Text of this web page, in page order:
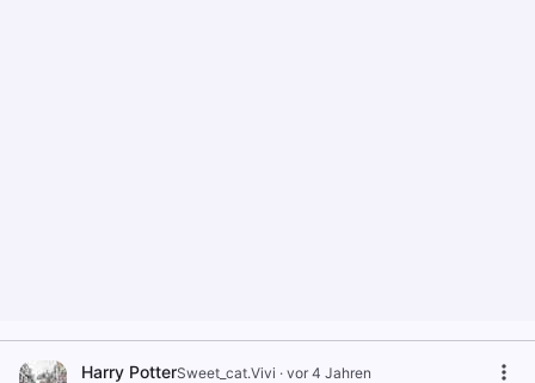
Harry PotterSweet_cat.Vivi · vor 4 Jahren